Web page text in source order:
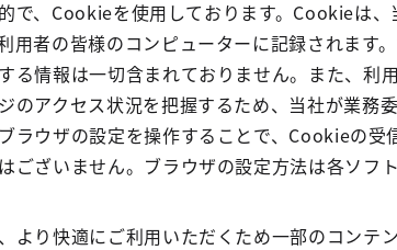
で、Cookieを使用しております。Cookieは
用者の皆様のコンピューターに記録されます
る情報は一切含まれておりません。また、
のアクセス状況を把握するため、当社が業
ラウザの設定を操作することで、Cookieの
ございません。ブラウザの設定方法は各ソフ
より快適にご利用いただくため一部のコン